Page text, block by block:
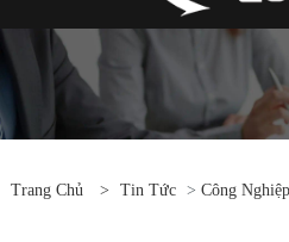
Trang Chủ > Tin Tức > Công